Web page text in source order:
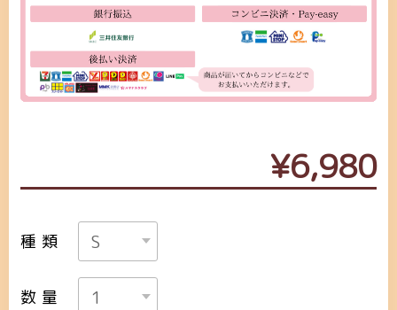
¥6,980
種類
数量